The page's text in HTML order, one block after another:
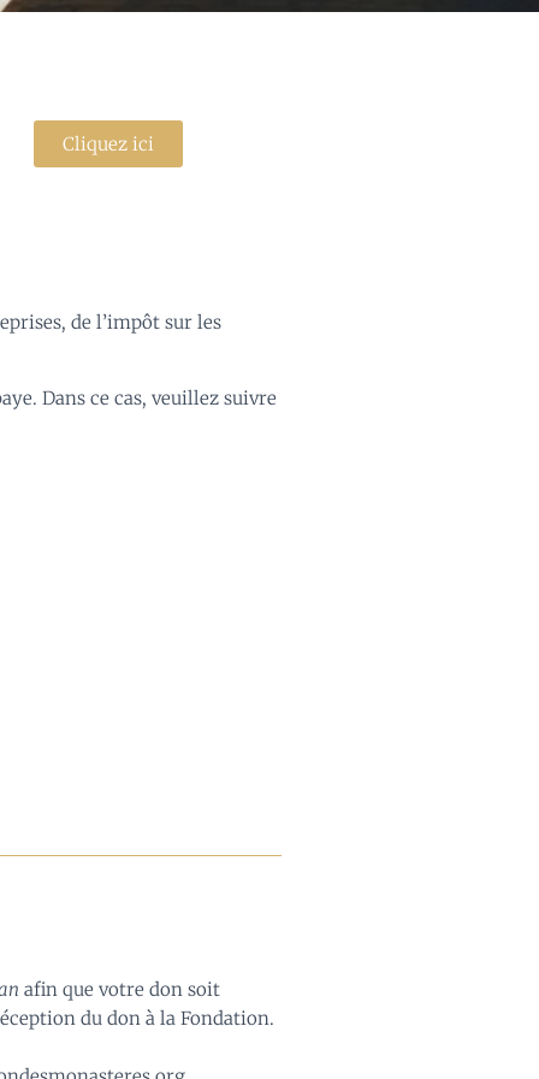
Cliquez ici
de l’impôt sur les
Dans ce cas, veuillez suivre
afin que votre don soit
du don à la Fondation.